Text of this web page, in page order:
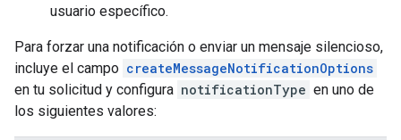
usuario específico.
Para forzar una notificación o enviar un mensaje silencioso,
incluye el campo createMessageNotificationOptions
en tu solicitud y configura notificationType en uno de
los siguientes valores: